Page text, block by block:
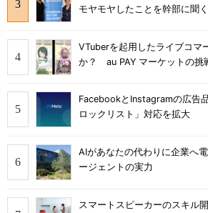
モヤモヤしたことを幹部に聞く
VTuberを起用したライブコマ
か？ au PAY マーケットの挑
FacebookとInstagramの広告
ロックリスト」対応を拡大
AIがあなたの代わりに企業
ージェントの実力
スマートスピーカーのスキル